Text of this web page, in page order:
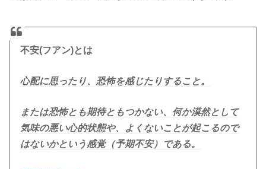
不安(フアン)とは
心配に思ったり、恐怖を感じたりすること。
または恐怖とも期待ともつかない、何か漠然として
気味の悪い心的状態や、よくないことが起こるので
はないかという感覚（予期不安）である。